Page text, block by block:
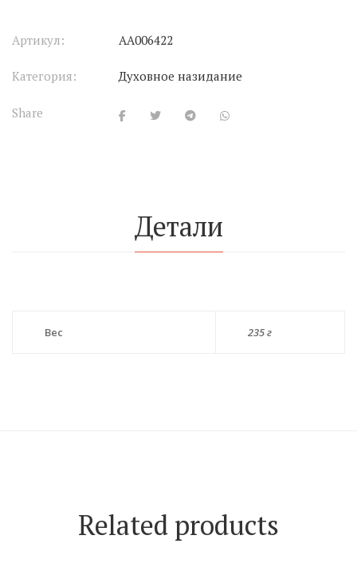
Артикул: АА006422
Категория: Духовное назидание
Share
Детали
Вес 235 г
Related products